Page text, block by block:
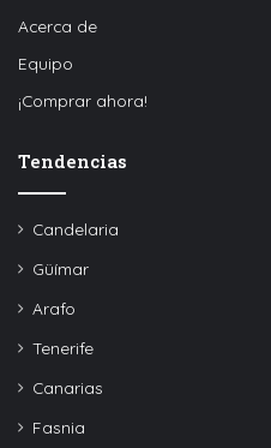
Acerca de
Equipo
¡Comprar ahora!
Tendencias
Candelaria
Güímar
Arafo
Tenerife
Canarias
Fasnia